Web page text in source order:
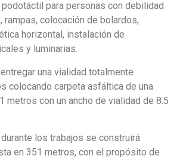
para personas con debilidad
rampas, colocación de bolardos,
horizontal, instalación de
y luminarias.
una vialidad totalmente
colocando carpeta asfáltica de una
metros con un ancho de vialidad de 8.5
los trabajos se construirá
en 351 metros, con el propósito de